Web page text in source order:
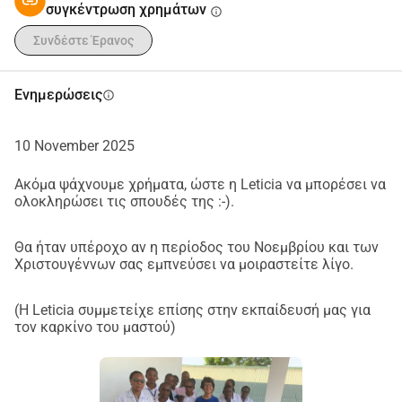
Χρηματοδότησης του Ιδρύματος St. Clare)
P.S.: Αν συγκεντρώσουμε πάρα πολλές δωρεές, θα
πληρώσουμε τα δίδακτρα του δεύτερου φοιτητή μας,
ενός Βιοϊατρικού Μηχανικού και/ή θα καταθέσουμε στο
Κοινωνικό Ταμείο του νοσοκομείου.
συγκέντρωση χρημάτων info
Συνδέστε Έρανος
Ενημερώσειςinfo
10 November 2025
Ακόμα ψάχνουμε χρήματα, ώστε η Leticia να μπορέσει να
ολοκληρώσει τις σπουδές της :-).
Θα ήταν υπέροχο αν η περίοδος του Νοεμβρίου και των
Χριστουγέννων σας εμπνεύσει να μοιραστείτε λίγο.
(Η Leticia συμμετείχε επίσης στην εκπαίδευσή μας για
τον καρκίνο του μαστού)